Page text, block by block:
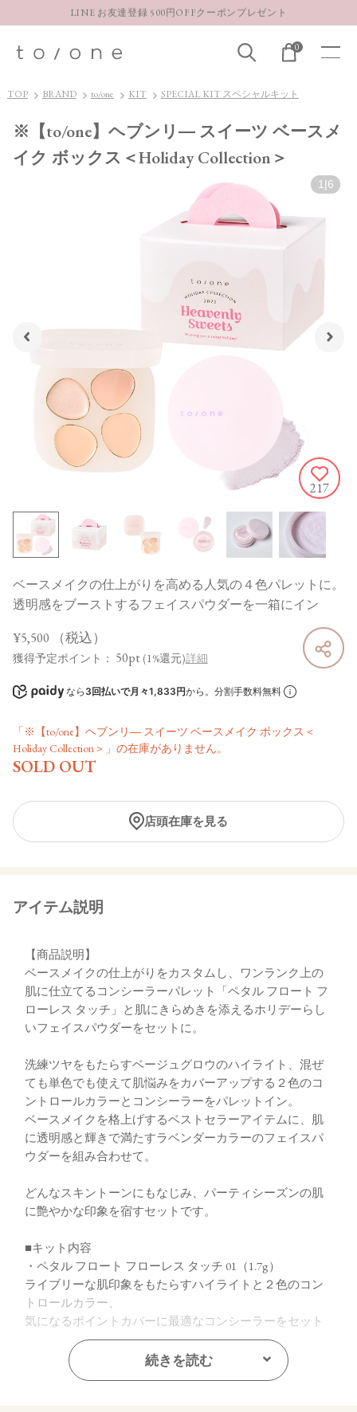
LINE お友達登録 500円OFFクーポンプレゼント
お得な定期購入コースはこちら
LINE お友達登録 500円OFFクーポンプレゼント
0
TOP BRAND to/one KIT SPECIAL KIT スペシャルキット
※【to/one】ヘブンリ― スイーツ ベースメ
イク ボックス＜Holiday Collection＞
1 | 6
217
ベースメイクの仕上がりを高める人気の４色パレットに。
透明感をブーストするフェイスパウダーを一箱にイン
¥5,500 （税込）
獲得予定ポイント： 50pt (1%還元)詳細
なら 3回払いで月々1,833円から。分割手数料無料
「※【to/one】ヘブンリ― スイーツ ベースメイク ボックス＜
Holiday Collection＞」の在庫がありません。
SOLD OUT
店頭在庫を見る
アイテム説明
【商品説明】
ベースメイクの仕上がりをカスタムし、ワンランク上の
肌に仕立てるコンシーラーパレット「ペタル フロート フ
ローレス タッチ」と肌にきらめきを添えるホリデーらし
いフェイスパウダーをセットに。
洗練ツヤをもたらすベージュグロウのハイライト、混ぜ
ても単色でも使えて肌悩みをカバーアップする２色のコ
ントロールカラーとコンシーラーをパレットイン。
ベースメイクを格上げするベストセラーアイテムに、肌
に透明感と輝きで満たすラベンダーカラーのフェイスパ
ウダーを組み合わせて。
どんなスキントーンにもなじみ、パーティシーズンの肌
に艶やかな印象を宿すセットです。
■キット内容
・ペタル フロート フローレス タッチ 01（1.7g）
ライブリーな肌印象をもたらすハイライトと２色のコン
トロールカラー、
気になるポイントカバーに最適なコンシーラーをセット
したカスタムベースパレット
・ルミナス ヴェール フェイスパウダー EX02（3g）
続きを読む